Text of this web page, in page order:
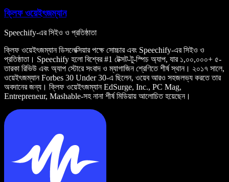
ক্লিফ ওয়েইৎজম্যান
Speechify-এর সিইও ও প্রতিষ্ঠাতা
ক্লিফ ওয়েইৎজম্যান ডিসলেক্সিয়ার পক্ষে সোচ্চার এবং Speechify-এর সিইও ও
প্রতিষ্ঠাতা। Speechify হলো বিশ্বের #1 টেক্সট-টু-স্পিচ অ্যাপ, যার ১,০০,০০০+ ৫-
তারকা রিভিউ এবং অ্যাপ স্টোরে সংবাদ ও ম্যাগাজিন শ্রেণিতে শীর্ষ স্থান। ২০১৭ সালে,
ওয়েইৎজম্যান Forbes 30 Under 30-এ ছিলেন, ওয়েব আরও সহজলভ্য করতে তার
অবদানের জন্য। ক্লিফ ওয়েইৎজম্যান EdSurge, Inc., PC Mag,
Entrepreneur, Mashable-সহ নানা শীর্ষ মিডিয়ায় আলোচিত হয়েছেন।